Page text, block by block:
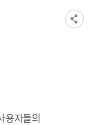
용자들의